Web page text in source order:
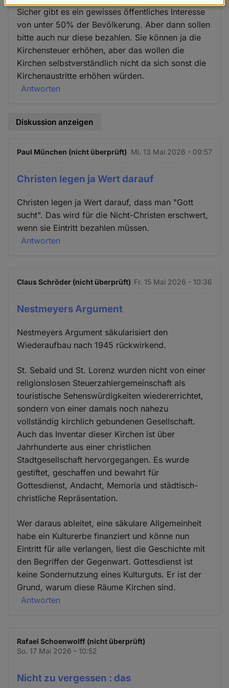
Sicher gibt es ein gewisses öffentliches Interesse
von unter 50% der Bevölkerung. Aber dann sollen
bitte auch nur diese bezahlen. Sie können ja die
Kirchensteuer erhöhen, aber das wollen die
Kirchen selbstverständlich nicht da sich sonst die
Kirchenaustritte erhöhen würden.
Antworten
Diskussion anzeigen
Paul München (nicht überprüft) Mi. 13 Mai 2026 - 09:57
Christen legen ja Wert darauf
Christen legen ja Wert darauf, dass man "Gott
sucht". Das wird für die Nicht-Christen erschwert,
wenn sie Eintritt bezahlen müssen.
Antworten
Claus Schröder (nicht überprüft) Fr. 15 Mai 2026 - 10:36
Nestmeyers Argument
Nestmeyers Argument säkularisiert den
Wiederaufbau nach 1945 rückwirkend.
St. Sebald und St. Lorenz wurden nicht von einer
religionslosen Steuerzahlergemeinschaft als
touristische Sehenswürdigkeiten wiedererrichtet,
sondern von einer damals noch nahezu
vollständig kirchlich gebundenen Gesellschaft.
Auch das Inventar dieser Kirchen ist über
Jahrhunderte aus einer christlichen
Stadtgesellschaft hervorgegangen. Es wurde
gestiftet, geschaffen und bewahrt für
Gottesdienst, Andacht, Memoria und städtisch-
christliche Repräsentation.
Wer daraus ableitet, eine säkulare Allgemeinheit
habe ein Kulturerbe finanziert und könne nun
Eintritt für alle verlangen, liest die Geschichte mit
den Begriffen der Gegenwart. Gottesdienst ist
keine Sondernutzung eines Kulturguts. Er ist der
Grund, warum diese Räume Kirchen sind.
Antworten
Rafael Schoenwolff (nicht überprüft)
So. 17 Mai 2026 - 10:52
Nicht zu vergessen : das
Daten
und
Cookies